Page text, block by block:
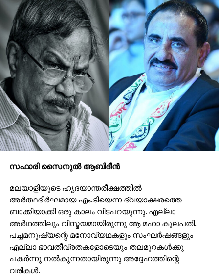
സഫാരി സൈനുല്‍ ആബിദീന്‍
മലയാളിയുടെ ഹൃദയാന്തരീക്ഷത്തില്‍
അര്‍ത്ഥദീര്‍ഘമായ എം.ടിയെന്ന ദ്വയാക്ഷരത്തെ
ബാക്കിയാക്കി ഒരു കാലം വിടപറയുന്നു. എല്ലാ
അര്‍ഥത്തിലും വിസ്മയമായിരുന്നു ആ മഹാ കുലപതി.
പച്ചമനുഷ്യന്റെ മനോവ്യഥകളും സംഘര്‍ഷങ്ങളും
എല്ലാ ഭാവതീവ്രതകളോടെയും തലമുറകള്‍ക്കു
പകര്‍ന്നു നല്‍കുന്നതായിരുന്നു അദ്ദേഹത്തിന്റെ
വരികള്‍.